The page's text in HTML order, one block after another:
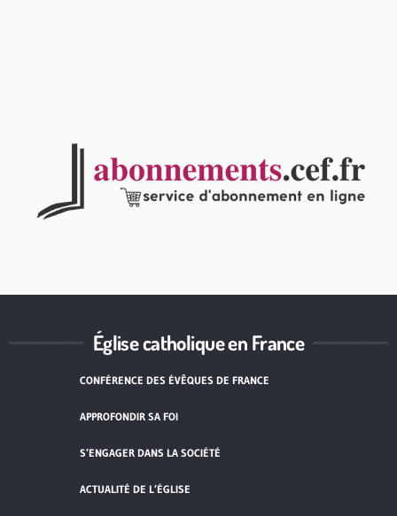
Église catholique en France
CONFÉRENCE DES ÉVÊQUES DE FRANCE
APPROFONDIR SA FOI
S’ENGAGER DANS LA SOCIÉTÉ
ACTUALITÉ DE L’ÉGLISE